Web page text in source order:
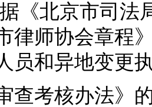
北京市司法局
律师协会章程
员和异地变更
查考核办法》